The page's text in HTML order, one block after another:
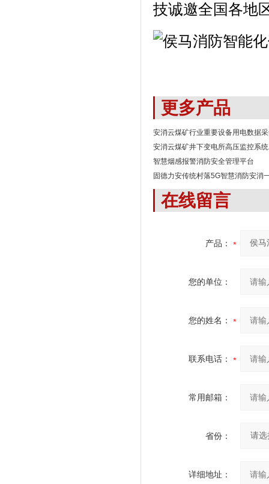
技诚邀全国各地
更多产品
安消云煤矿行业重要设备用电数据
安消云煤矿井下变电所高压监控系统
智慧烟感报警消防安全管理平台
固德力安传统村落5G智慧消防安消
在线留言
产品：
您的单位：
您的姓名：
联系电话：
常用邮箱：
省份：
详细地址：